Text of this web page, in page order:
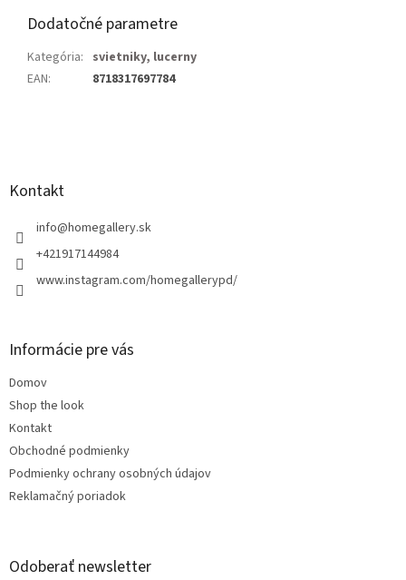
Dodatočné parametre
Kategória: svietniky, lucerny
EAN: 8718317697784
Kontakt
info@homegallery.sk
+421917144984
www.instagram.com/homegallerypd/
Informácie pre vás
Domov
Shop the look
Kontakt
Obchodné podmienky
Podmienky ochrany osobných údajov
Reklamačný poriadok
Odoberať newsletter